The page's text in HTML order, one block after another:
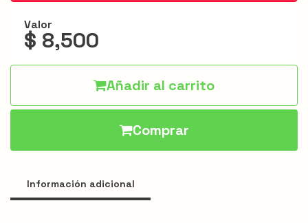
Valor
$ 8,500
Añadir al carrito
Comprar
Información adicional
Acompañantes
Apanados
Promociones